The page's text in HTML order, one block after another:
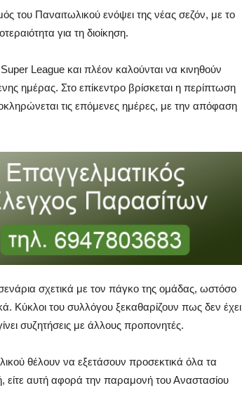
του Παναιτωλικού ενόψει της νέας σεζόν, με το
για τη διοίκηση.
League και πλέον καλούνται να κινηθούν
ημέρας. Στο επίκεντρο βρίσκεται η περίπτωση
τις επόμενες ημέρες, με την απόφαση
σχετικά με τον πάγκο της ομάδας, ωστόσο
Κύκλοι του συλλόγου ξεκαθαρίζουν πως δεν έχει
συζητήσεις με άλλους προπονητές.
θέλουν να εξετάσουν προσεκτικά όλα τα
είτε αυτή αφορά την παραμονή του Αναστασίου